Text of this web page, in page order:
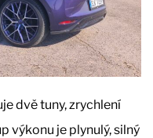
dvě tuny, zrychlení
výkonu je plynulý, silný